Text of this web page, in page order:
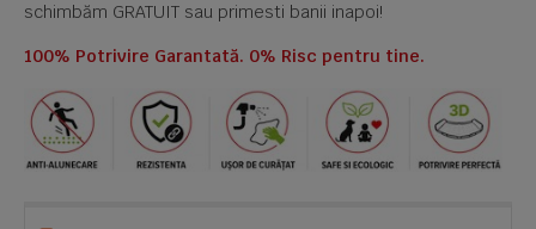
schimbăm GRATUIT sau primesti banii inapoi!
100% Potrivire Garantată. 0% Risc pentru tine.